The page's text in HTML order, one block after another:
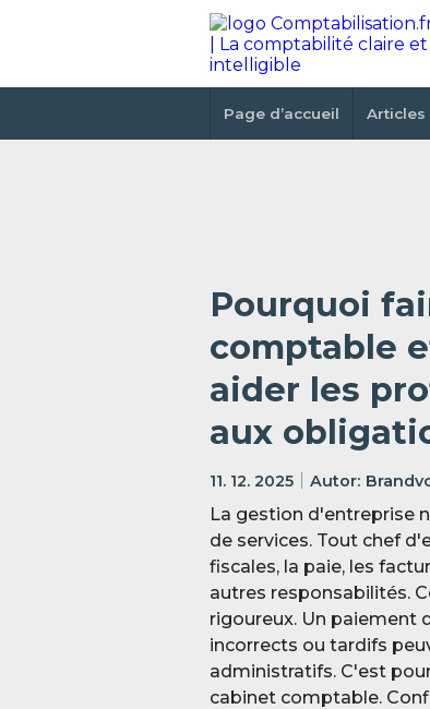
Page d’accueil Articles
Pourquoi
comptable
aider les
aux
11. 12. 2025
La gestion d'entreprise
de services. Tout chef
fiscales, la paie, les
autres responsabilités.
rigoureux. Un paiement
incorrects ou tardifs
administratifs. C'est
cabinet comptable.